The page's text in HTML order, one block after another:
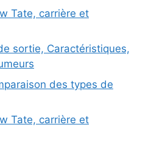
Tate, carrière et
sortie, Caractéristiques,
des types de
Tate, carrière et